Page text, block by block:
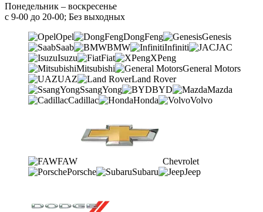
Понедельник – воскресенье
с 9-00 до 20-00; Без выходных
Opel
DongFeng
Genesis
Saab
BMW Infiniti
JAC
Isuzu
Fiat
XPeng
Mitsubishi
General Motors
UAZ
Land Rover
SsangYong
BYD
Mazda
Cadillac
Honda Volvo
FAW
Chevrolet
Porsche
Subaru Jeep